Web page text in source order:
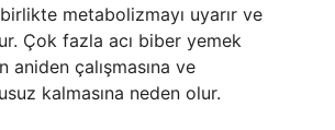
metabolizmayı uyarır ve
Çok fazla acı biber yemek
aniden çalışmasına ve
kalmasına neden olur.